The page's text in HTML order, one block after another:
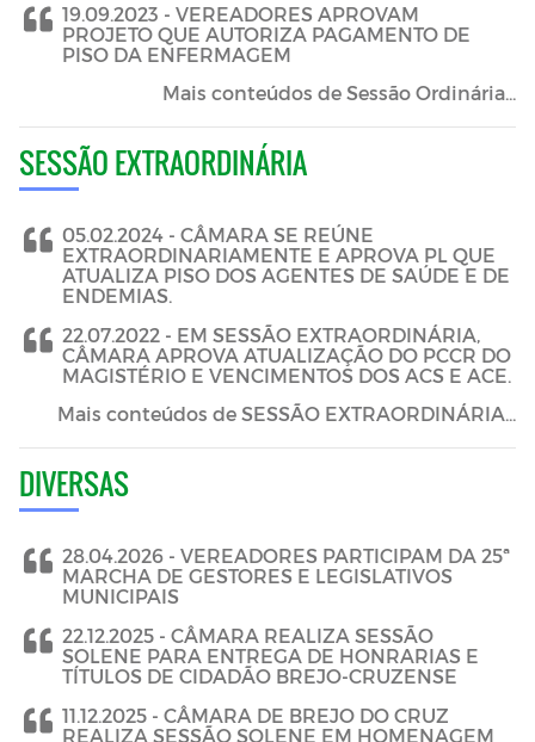
19.09.2023 - VEREADORES APROVAM
PROJETO QUE AUTORIZA PAGAMENTO DE
PISO DA ENFERMAGEM
Mais conteúdos de Sessão Ordinária...
SESSÃO EXTRAORDINÁRIA
05.02.2024 - CÂMARA SE REÚNE
EXTRAORDINARIAMENTE E APROVA PL QUE
ATUALIZA PISO DOS AGENTES DE SAÚDE E DE
ENDEMIAS.
22.07.2022 - EM SESSÃO EXTRAORDINÁRIA,
CÂMARA APROVA ATUALIZAÇÃO DO PCCR DO
MAGISTÉRIO E VENCIMENTOS DOS ACS E ACE.
Mais conteúdos de SESSÃO EXTRAORDINÁRIA...
DIVERSAS
28.04.2026 - VEREADORES PARTICIPAM DA 25ª
MARCHA DE GESTORES E LEGISLATIVOS
MUNICIPAIS
22.12.2025 - CÂMARA REALIZA SESSÃO
SOLENE PARA ENTREGA DE HONRARIAS E
TÍTULOS DE CIDADÃO BREJO-CRUZENSE
11.12.2025 - CÂMARA DE BREJO DO CRUZ
REALIZA SESSÃO SOLENE EM HOMENAGEM